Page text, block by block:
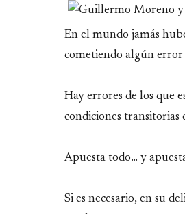
En el mundo jamás
cometiendo algún error
Hay errores de los que
condiciones transitorias
Apuesta todo… y
Si es necesario, en su